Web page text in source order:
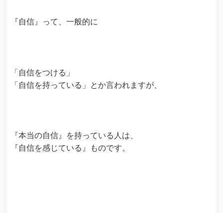
『自信』って、一般的に
「自信をつける」
「自信を持っている」とか言われますが、
『本当の自信』を持っている人は、
『自信を感じている』ものです。